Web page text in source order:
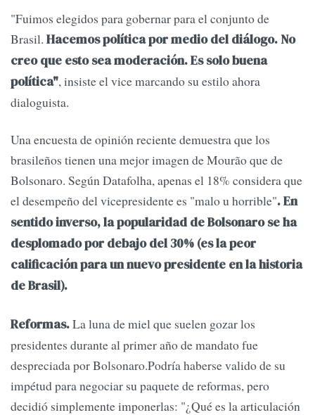
"Fuimos elegidos para gobernar para el conjunto de
Brasil. Hacemos política por medio del diálogo. No
creo que esto sea moderación. Es solo buena
política", insiste el vice marcando su estilo ahora
dialoguista.
Una encuesta de opinión reciente demuestra que los
brasileños tienen una mejor imagen de Mourão que de
Bolsonaro. Según Datafolha, apenas el 18% considera que
el desempeño del vicepresidente es "malo u horrible". En
sentido inverso, la popularidad de Bolsonaro se ha
desplomado por debajo del 30% (es la peor
calificación para un nuevo presidente en la historia
de Brasil).
Reformas.La luna de miel que suelen gozar los
presidentes durante al primer año de mandato fue
despreciada por Bolsonaro.Podría haberse valido de su
impétud para negociar su paquete de reformas, pero
decidió simplemente imponerlas: "¿Qué es la articulación